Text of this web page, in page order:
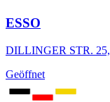
ESSO
DILLINGER STR.
Geöffnet